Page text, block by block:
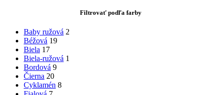
Filtrovať podľa farby
Baby ružová 2
Béžová 19
Biela 17
Biela-ružová 1
Bordová 9
Čierna 20
Cyklamén 8